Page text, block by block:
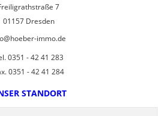
7
01157 Dresden
immo.de
0351 - 42 41 283
0351 - 42 41 284
STANDORT